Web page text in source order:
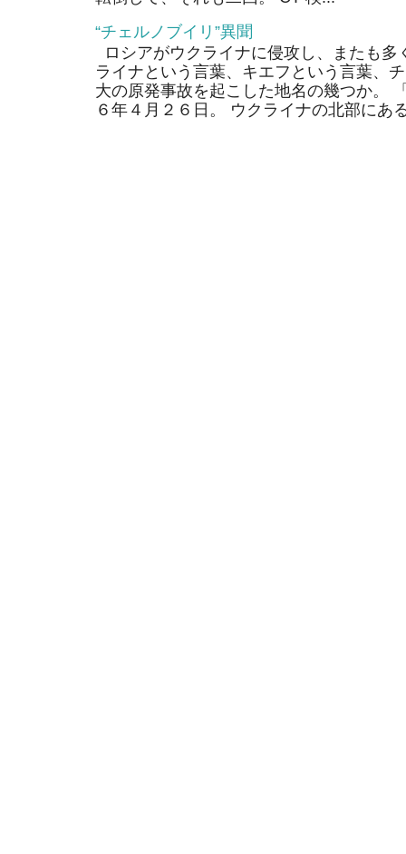
“チェルノブイリ”異聞
ロシアがウクライナに侵攻し、またも
ライナという言葉、キエフという言葉、
大の原発事故を起こした地名の幾つか。
６年４月２６日。 ウクライナの北部にあ